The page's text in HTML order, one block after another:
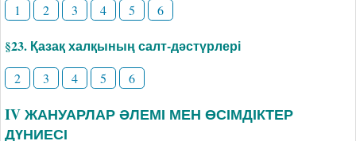
1 2 3 4 5 6
§23. Қазақ халқының салт-дәстүрлері
2 3 4 5 6
IV ЖАНУАРЛАР ӘЛЕМІ МЕН ӨСІМДІКТЕР
ДҮНИЕСІ